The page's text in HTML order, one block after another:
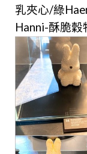
乳夾心/綠
Hanni-酥脆穀